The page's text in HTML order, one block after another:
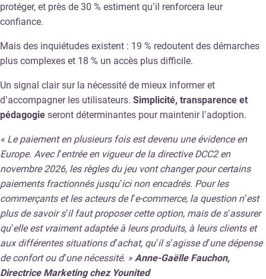
protéger, et près de 30 % estiment qu’il renforcera leur
confiance.
Mais des inquiétudes existent : 19 % redoutent des démarches
plus complexes et 18 % un accès plus difficile.
Un signal clair sur la nécessité de mieux informer et
d’accompagner les utilisateurs. Simplicité, transparence et
pédagogie seront déterminantes pour maintenir l’adoption.
« Le paiement en plusieurs fois est devenu une évidence en
Europe. Avec l’entrée en vigueur de la directive DCC2 en
novembre 2026, les règles du jeu vont changer pour certains
paiements fractionnés jusqu’ici non encadrés. Pour les
commerçants et les acteurs de l’e-commerce, la question n’est
plus de savoir s’il faut proposer cette option, mais de s’assurer
qu’elle est vraiment adaptée à leurs produits, à leurs clients et
aux différentes situations d’achat, qu’il s’agisse d’une dépense
de confort ou d’une nécessité. » Anne-Gaëlle Fauchon,
Directrice Marketing chez Younited